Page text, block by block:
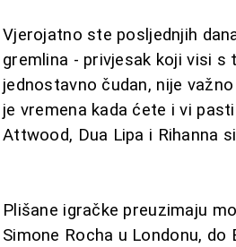
Vjerojatno ste posljednjih
gremlina - privjesak koji visi s
jednostavno čudan, nije
je vremena kada ćete i vi
Attwood, Dua Lipa i Rihanna
Plišane igračke preuzimaju
Simone Rocha u Londonu,